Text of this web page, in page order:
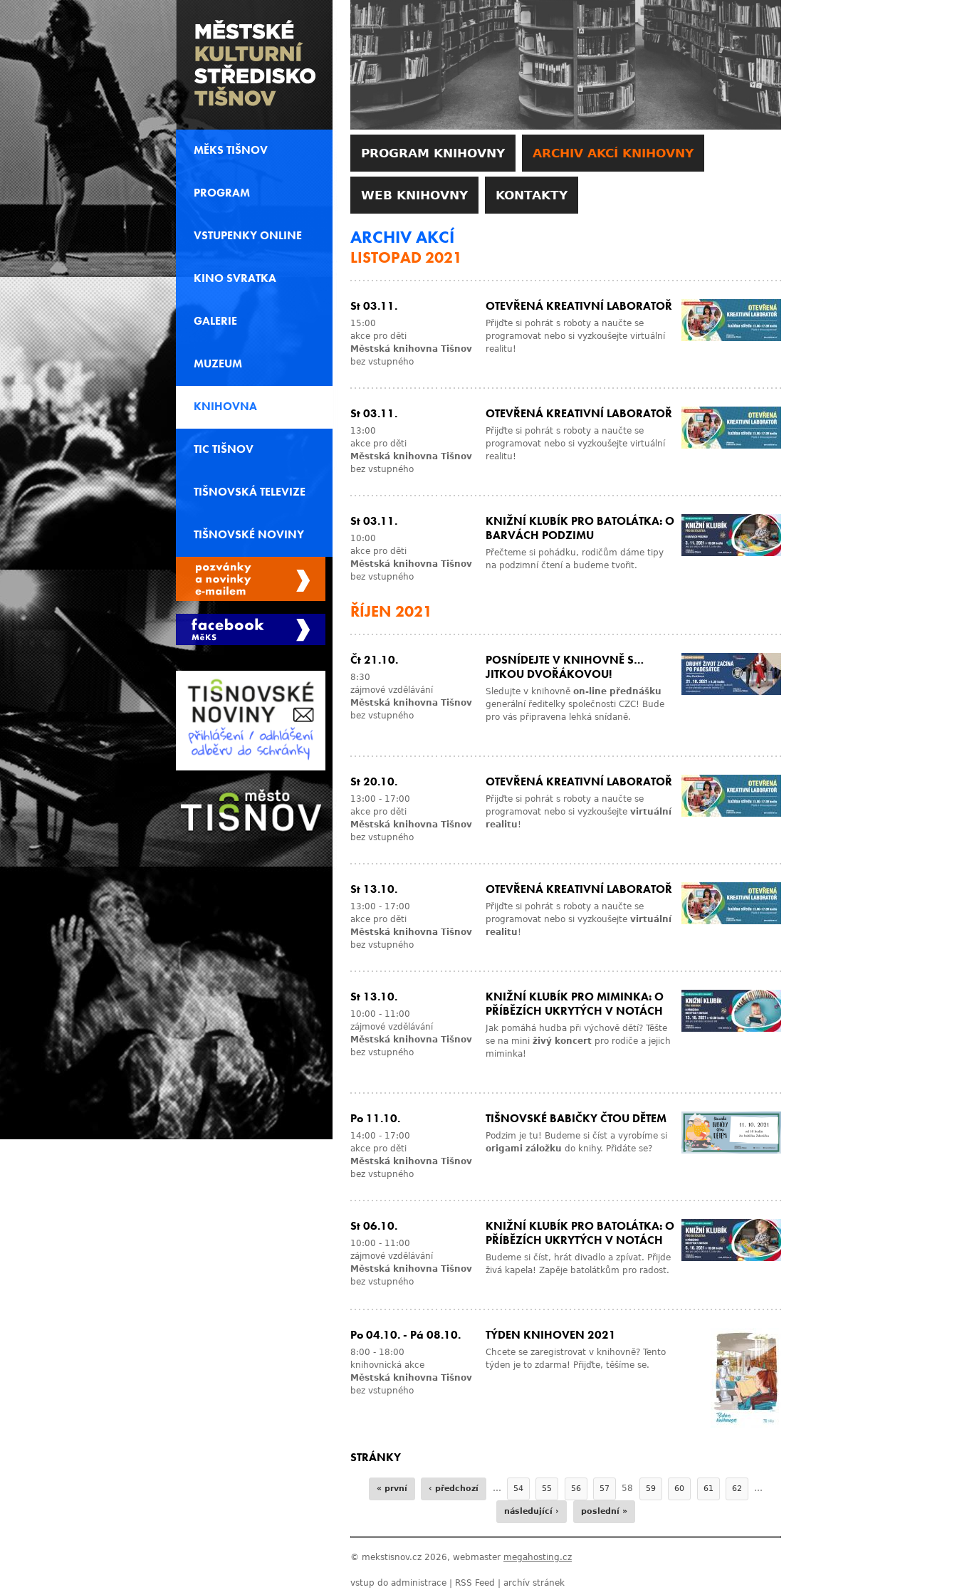
PROGRAM KNIHOVNY ARCHIV AKCÍ KNIHOVNY
WEB KNIHOVNY KONTAKTY
ARCHIV AKCÍ
LISTOPAD 2021
St 03.11.
15:00
akce pro děti
Městská knihovna Tišnov
bez vstupného
OTEVŘENÁ KREATIVNÍ LABORATOŘ
Přijďte si pohrát s roboty a naučte se
programovat nebo si vyzkoušejte virtuální
realitu!
St 03.11.
13:00
akce pro děti
Městská knihovna Tišnov
bez vstupného
OTEVŘENÁ KREATIVNÍ LABORATOŘ
Přijďte si pohrát s roboty a naučte se
programovat nebo si vyzkoušejte virtuální
realitu!
St 03.11.
10:00
akce pro děti
Městská knihovna Tišnov
bez vstupného
KNIŽNÍ KLUBÍK PRO BATOLÁTKA: O
BARVÁCH PODZIMU
Přečteme si pohádku, rodičům dáme tipy
na podzimní čtení a budeme tvořit.
ŘÍJEN 2021
Čt 21.10.
8:30
zájmové vzdělávání
Městská knihovna Tišnov
bez vstupného
POSNÍDEJTE V KNIHOVNĚ S…
JITKOU DVOŘÁKOVOU!
Sledujte v knihovně on-line přednášku
generální ředitelky společnosti CZC! Bude
pro vás připravena lehká snídaně.
St 20.10.
13:00 - 17:00
akce pro děti
Městská knihovna Tišnov
bez vstupného
OTEVŘENÁ KREATIVNÍ LABORATOŘ
Přijďte si pohrát s roboty a naučte se
programovat nebo si vyzkoušejte virtuální
realitu!
St 13.10.
13:00 - 17:00
akce pro děti
Městská knihovna Tišnov
bez vstupného
OTEVŘENÁ KREATIVNÍ LABORATOŘ
Přijďte si pohrát s roboty a naučte se
programovat nebo si vyzkoušejte virtuální
realitu!
St 13.10.
10:00 - 11:00
zájmové vzdělávání
Městská knihovna Tišnov
bez vstupného
KNIŽNÍ KLUBÍK PRO MIMINKA: O
PŘÍBĚZÍCH UKRYTÝCH V NOTÁCH
Jak pomáhá hudba při výchově dětí? Těšte
se na mini živý koncert pro rodiče a jejich
miminka!
Po 11.10.
14:00 - 17:00
akce pro děti
Městská knihovna Tišnov
bez vstupného
TIŠNOVSKÉ BABIČKY ČTOU DĚTEM
Podzim je tu! Budeme si číst a vyrobíme si
origami záložku do knihy. Přidáte se?
St 06.10.
10:00 - 11:00
zájmové vzdělávání
Městská knihovna Tišnov
bez vstupného
KNIŽNÍ KLUBÍK PRO BATOLÁTKA: O
PŘÍBĚZÍCH UKRYTÝCH V NOTÁCH
Budeme si číst, hrát divadlo a zpívat. Přijde
živá kapela! Zapěje batolátkům pro radost.
Po 04.10. - Pá 08.10.
8:00 - 18:00
knihovnická akce
Městská knihovna Tišnov
bez vstupného
TÝDEN KNIHOVEN 2021
Chcete se zaregistrovat v knihovně? Tento
týden je to zdarma! Přijďte, těšíme se.
STRÁNKY
« první ‹ předchozí … 54 55 56 57 58 59 60 61 62 …
následující › poslední »
© mekstisnov.cz 2026, webmaster megahosting.cz
vstup do administrace RSS Feed archív stránek
MĚKS TIŠNOV
PROGRAM
VSTUPENKY ONLINE
KINO SVRATKA
GALERIE
MUZEUM
KNIHOVNA
TIC TIŠNOV
TIŠNOVSKÁ TELEVIZE
TIŠNOVSKÉ NOVINY